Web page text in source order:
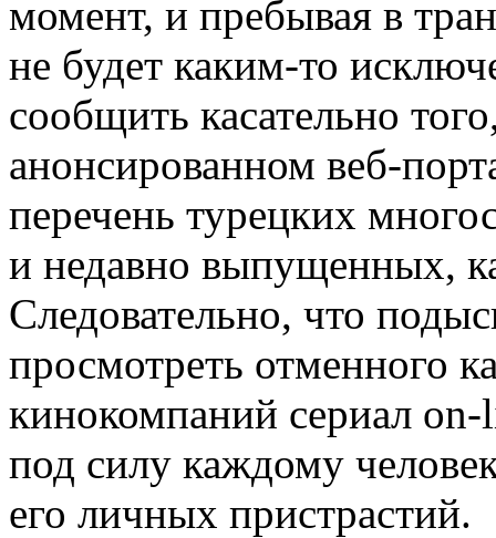
момент, и пребывая в
не будет каким-то
сообщить касательно
анонсированном веб-
перечень турецких
и недавно выпущенных,
Следовательно, что
просмотреть отменного
кинокомпаний сериал
под силу каждому
его личных пристрастий.